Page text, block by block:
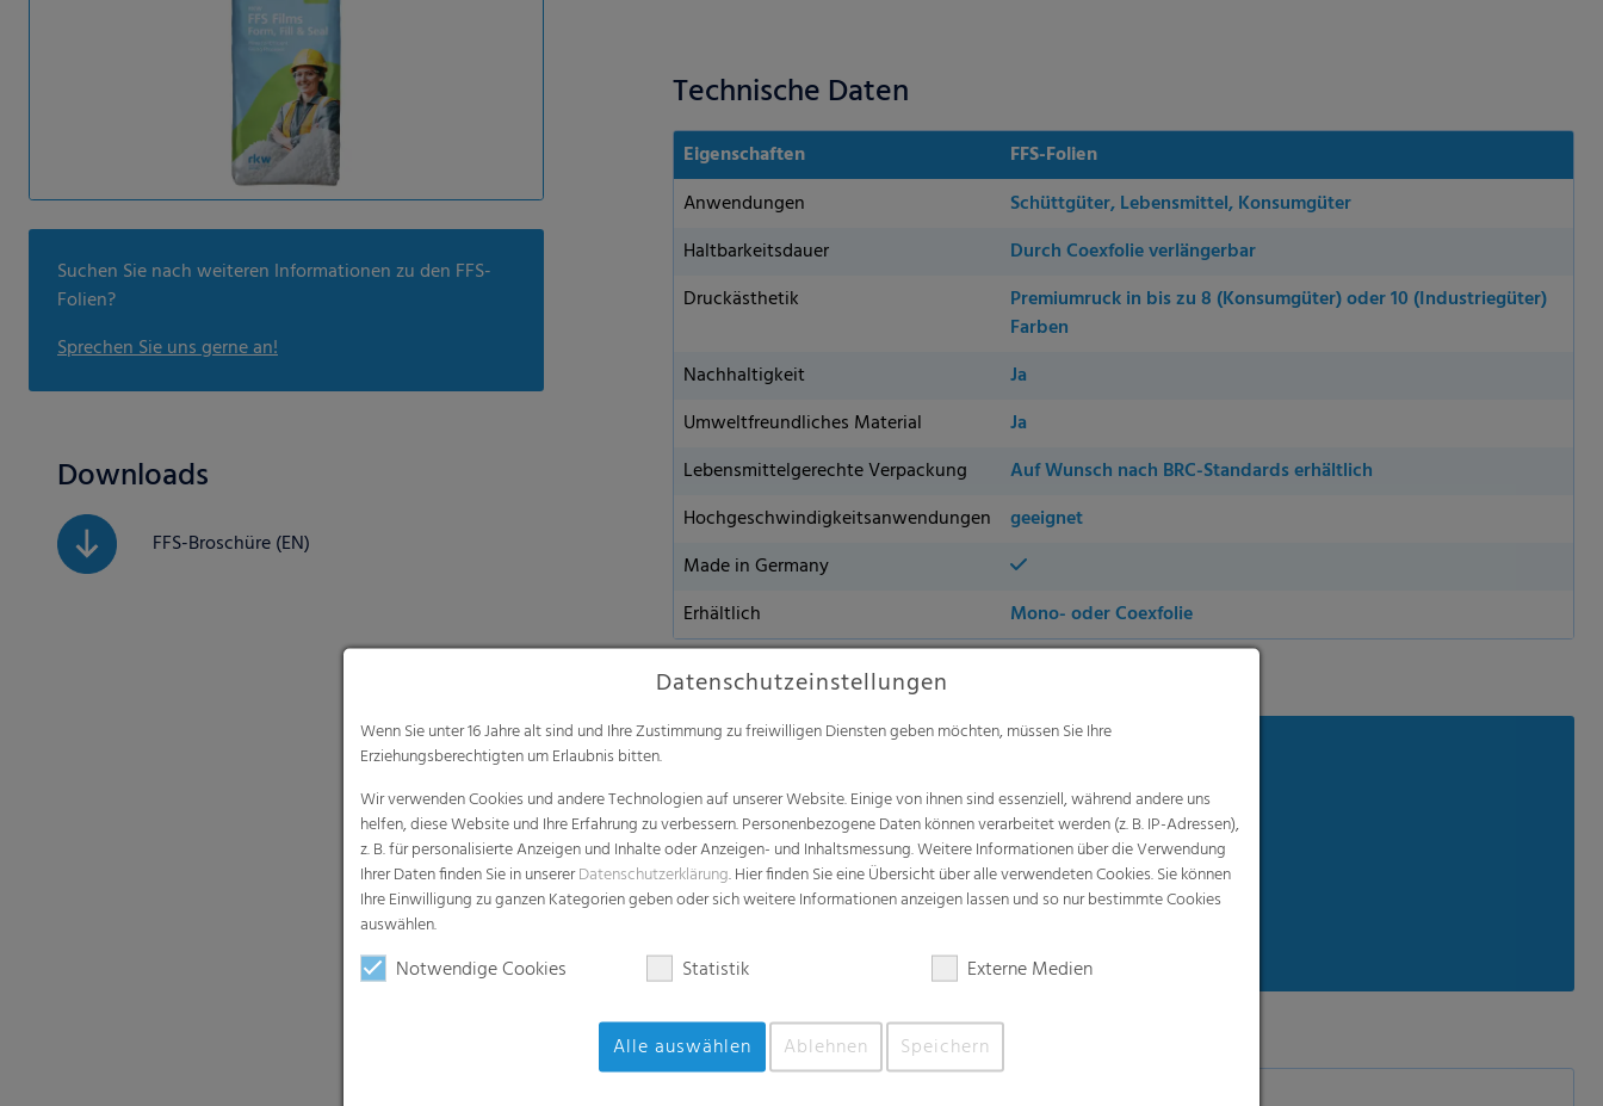
Suchen Sie nach weiteren Informationen zu den FFS-
Folien?
Sprechen Sie uns gerne an!
Downloads
FFS-Broschüre (EN)
Technische Daten
Eigenschaften
FFS-Folien
Anwendungen
Schüttgüter, Lebensmittel, Konsumgüter
Haltbarkeitsdauer
Durch Coexfolie verlängerbar
Druckästhetik
Premiumruck in bis zu 8 (Konsumgüter) oder 10 (Industriegüter)
Farben
Nachhaltigkeit
Ja
Umweltfreundliches Material
Ja
Lebensmittelgerechte Verpackung
Auf Wunsch nach BRC-Standards erhältlich
Hochgeschwindigkeitsanwendungen
geeignet
Made in Germany
Erhältlich
Mono- oder Coexfolie
Bequeme Handhabung: einfaches und gleichmäßiges Öffnen
Gute Sichtbarkeit des Produkts
Gute Lager- und Transportfähigkeit
Datenschutzeinstellungen
Wenn Sie unter 16 Jahre alt sind und Ihre Zustimmung zu freiwilligen Diensten geben möchten, müssen Sie Ihre
Erziehungsberechtigten um Erlaubnis bitten.
Wir verwenden Cookies und andere Technologien auf unserer Website. Einige von ihnen sind essenziell, während andere uns
helfen, diese Website und Ihre Erfahrung zu verbessern. Personenbezogene Daten können verarbeitet werden (z. B. IP-Adressen),
z. B. für personalisierte Anzeigen und Inhalte oder Anzeigen- und Inhaltsmessung. Weitere Informationen über die Verwendung
Ihrer Daten finden Sie in unsererDatenschutzerklärung. Hier finden Sie eine Übersicht über alle verwendeten Cookies. Sie können
Ihre Einwilligung zu ganzen Kategorien geben oder sich weitere Informationen anzeigen lassen und so nur bestimmte Cookies
auswählen.
Notwendige Cookies Statistik Externe Medien
Alle auswählen Ablehnen Speichern